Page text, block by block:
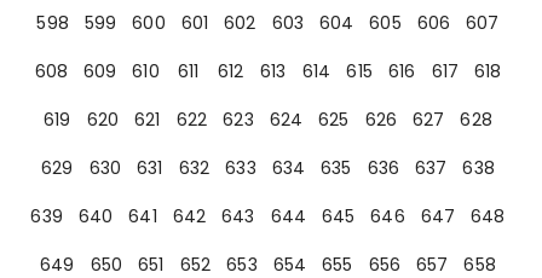
598
599 600 601 602 603 604 605 606
607
608
609 610 611 612 613 614 615 616 617
618
619
620 621 622 623 624 625 626 627
628
629
630 631 632 633 634 635 636 637
638
639
640 641 642 643 644 645 646 647
648
649
650 651 652 653 654 655 656 657
658